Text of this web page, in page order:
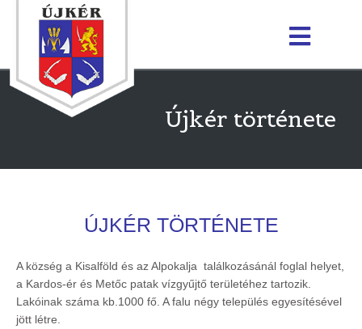
Újkér története
ÚJKÉR TÖRTÉNETE
A község a Kisalföld és az Alpokalja találkozásánál foglal helyet,
a Kardos-ér és Metőc patak vízgyűjtő területéhez tartozik.
Lakóinak száma kb.1000 fő. A falu négy település egyesítésével
jött létre.